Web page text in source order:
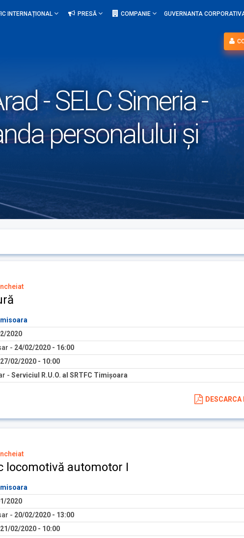
INTERNAȚIONAL PRESĂ COMPANIE GUVERNANTA
- SELC Simeria -
personalului şi
2020
- 24/02/2020 - 16:00
27/02/2020 - 10:00
- Serviciul R.U.O. al SRTFC Timişoara
locomotivă automotor I
2020
- 20/02/2020 - 13:00
21/02/2020 - 10:00